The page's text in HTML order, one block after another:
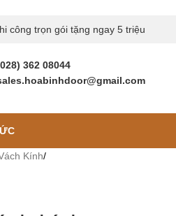
công trọn gói tặng ngay 5 triệu
362 08044
Kính/